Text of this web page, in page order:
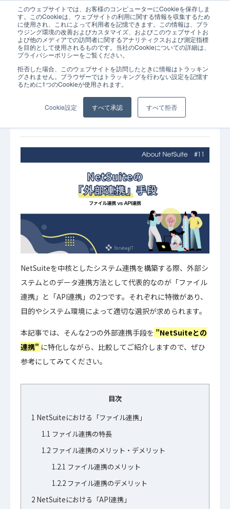
このウェブサイトでは、お客様のコンピューターにCookieを保存しま
す。このCookieは、ウェブサイトの利用に関する情報を収集するため
に使用され、これによって利用者を記憶できます。この情報は、ブラ
ウジング環境の改善およびカスタマイズ、およびこのウェブサイトお
よび他のメディアでの訪問者に関するアナリティクスおよび測定指標
を目的として使用されるものです。当社のCookieについての詳細は、
プライバシーポリシーをご覧ください。
拒否した場合、このウェブサイトを訪問したときに情報はトラッキン
グされません。ブラウザーではトラッキングを行わない設定を記憶す
るために1つのCookieが使用されます。
Cookie設定 すべて承認 すべて拒否
ホーム コラム API連携 CSV連携 ERP データ連携
2025年06
月23日
API連携 コラム データ連携
CSV連携
導入支援
ERP
NetSuiteの外部連携手段 ～ファイル連携 vs
NetSuiteを中核としたシステム連携を構築する際、外部シ
ステムとのデータ連携方法として代表的なのが「ファイル
連携」と「API連携」の2つです。それぞれに特徴があり、
目的やシステム環境によって適切な選択が求められます。
本記事では、そんな2つの外部連携手段を ”NetSuiteとの
連携" に特化しながら、比較してご紹介しますので、ぜひ
参考にしてみてください。
目次
1 NetSuiteにおける「ファイル連携」
1.1 ファイル連携の特長
1.2ファイル連携のメリット・デメリット
1.2.1 ファイル連携のメリット
1.2.2ファイル連携のデメリット
2 NetSuiteにおける「API連携」